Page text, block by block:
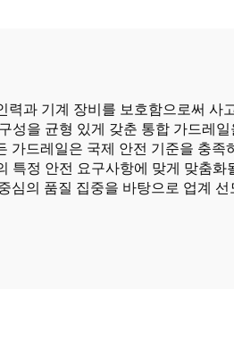
과 기계 장비를 보호함으로써
성을 균형 있게 갖춘 통합 가드레
가드레일은 국제 안전 기준을 충
특정 안전 요구사항에 맞게 맞춤
심의 품질 집중을 바탕으로 업계